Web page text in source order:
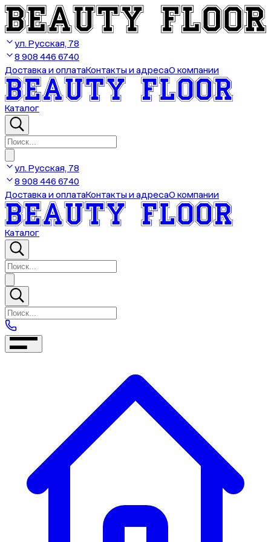
ул. Русская, 78
8 908 446 6740
Доставка и оплатаКонтакты и адресаО компании
Каталог
ул. Русская, 78
8 908 446 6740
Доставка и оплатаКонтакты и адресаО компании
Каталог